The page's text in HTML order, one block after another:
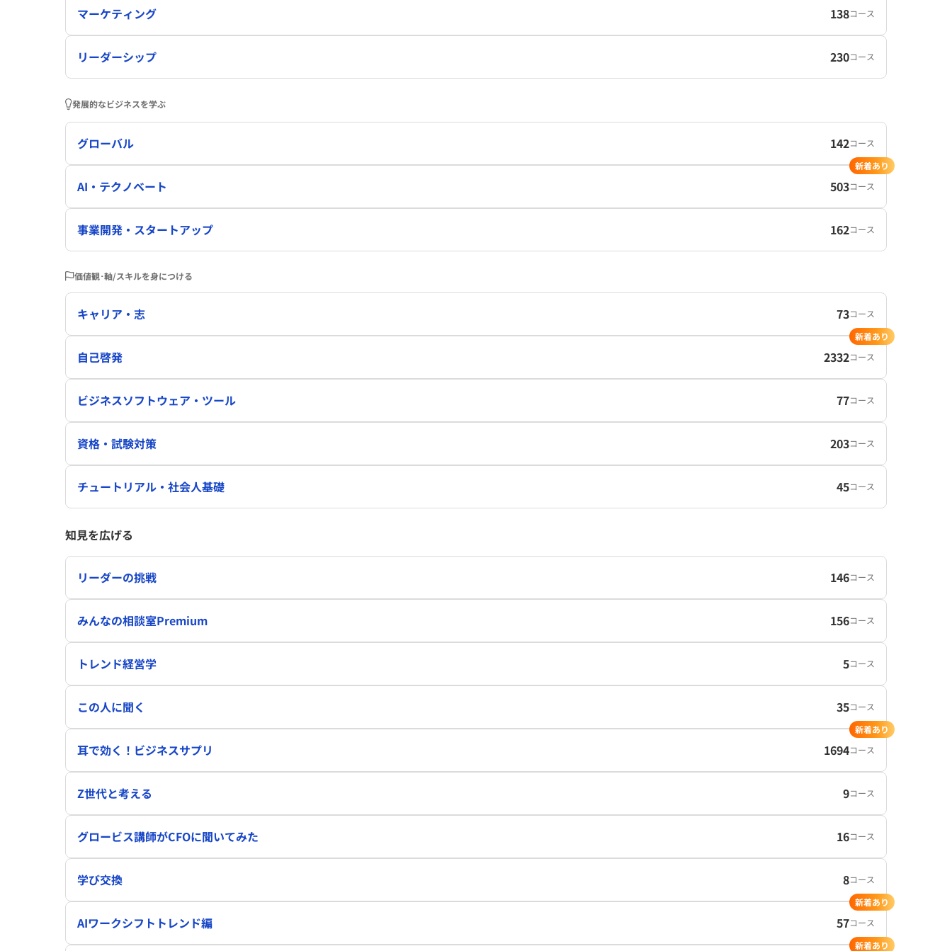
マーケティング 138コース
リーダーシップ 230コース
発展的なビジネスを学ぶ
グローバル 142コース
AI・テクノベート 503コース
新着あり
事業開発・スタートアップ 162コース
価値観･軸/スキルを身につける
キャリア・志 73コース
自己啓発 2332コース
新着あり
ビジネスソフトウェア・ツール 77コース
資格・試験対策 203コース
チュートリアル・社会人基礎 45コース
知見を広げる
リーダーの挑戦 146コース
みんなの相談室Premium 156コース
トレンド経営学 5コース
この人に聞く 35コース
耳で効く！ビジネスサプリ 1694コース
新着あり
Z世代と考える 9コース
グロービス講師がCFOに聞いてみた 16コース
学び交換 8コース
AIワークシフトトレンド編 57コース
新着あり
新着あり